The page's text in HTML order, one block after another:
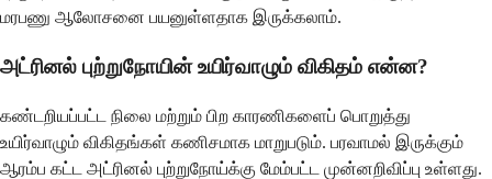
மரபணு ஆலோசனை பயனுள்ளதாக இருக்கலாம்.
அட்ரினல் புற்றுநோயின் உயிர்வாழும் விகிதம் என்ன?
கண்டறியப்பட்ட நிலை மற்றும் பிற காரணிகளைப் பொறுத்து
உயிர்வாழும் விகிதங்கள் கணிசமாக மாறுபடும். பரவாமல் இருக்கும்
ஆரம்ப கட்ட அட்ரினல் புற்றுநோய்க்கு மேம்பட்ட முன்னறிவிப்பு உள்ளது.